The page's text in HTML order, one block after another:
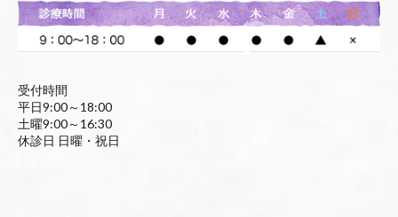
受付時間
平日9:00～18:00
土曜9:00～16:30
休診日 日曜・祝日